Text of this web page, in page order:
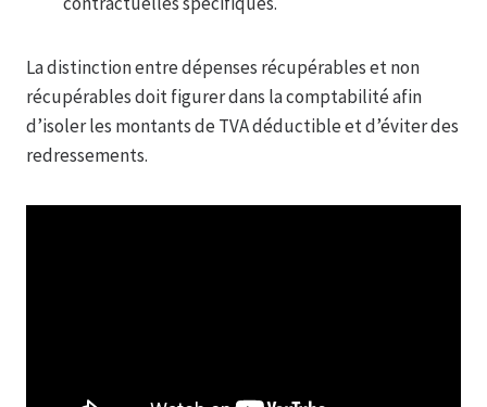
La distinction entre dépenses récupérables et non
récupérables doit figurer dans la comptabilité afin
d’isoler les montants de TVA déductible et d’éviter des
redressements.